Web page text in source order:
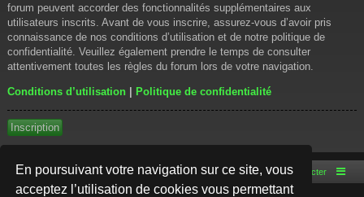
En poursuivant votre navigation sur ce site, vous
acceptez l’utilisation de cookies vous permettant
forum peuvent accorder des fonctionnalités supplémentaires aux
utilisateurs inscrits. Avant de vous inscrire, assurez-vous d’avoir pris
connaissance de nos conditions d’utilisation et de notre politique de
confidentialité. Veuillez également prendre le temps de consulter
attentivement toutes les règles du forum lors de votre navigation.
Conditions d’utilisation | Politique de confidentialité
Inscription
Accueil du forum Nous contacter